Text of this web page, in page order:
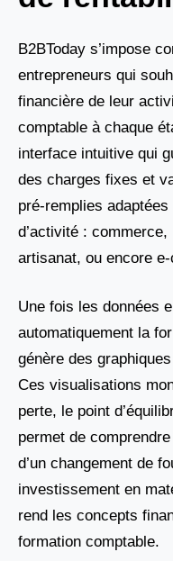
B2BToday s’impose
entrepreneurs qui
financière de leur
comptable à chaque
interface intuitive qui
des charges fixes et
pré-remplies
d’activité :
artisanat, ou encore
Une fois les données
automatiquement la
génère des
Ces visualisations
perte, le point
permet de
d’un changement de
investissement en
rend les concepts
formation comptable.